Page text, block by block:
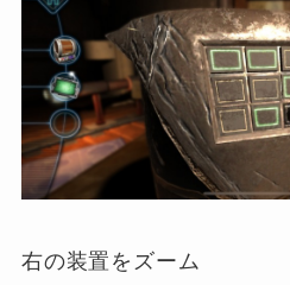
右の装置をズーム